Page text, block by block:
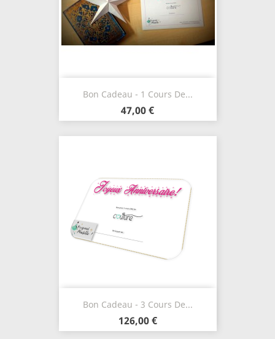
Bon Cadeau - 1 Cours De...
47,00 €
Bon Cadeau - 3 Cours De...
126,00 €